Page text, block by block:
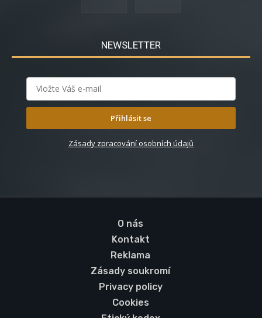
NEWSLETTER
Přihlásit se
Zásady zpracování osobních údajů
O nás
Kontakt
Reklama
Zásady soukromí
Privacy policy
Cookies